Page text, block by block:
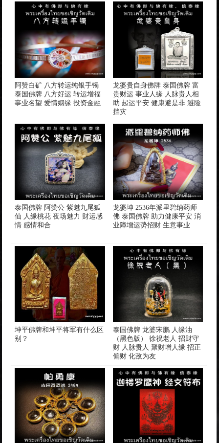
阿赞白矿 八方转运纯银手镯
泰国佛牌 八方好运 转运增福
事业名望 爱情姻缘 投资金融
龙婆贵自身佛牌 泰国佛牌 富
贵财运 事业人缘 人脉贵人相
助 起运平安 健康避是非 避险
挡灾
泰国佛牌 阿赞公 紫魅九尾狐
仙 人缘桃花 夜场魅力 财运感
情 感情和合
龙婆坤 2536年派里碧纳药师
佛 泰国佛牌 助力健康平安 消
业障增运势招财 生意事业
坤平佛牌和坤平将军有什么区
别？
泰国佛牌 龙婆宋鹏 人缘油
（黑色版） 徐祝老人 招财守
财 人脉贵人 聚财增人缘 招正
偏财 化敌为友